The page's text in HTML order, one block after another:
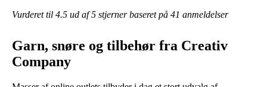
Vurderet til 4.5 ud af 5 stjerner baseret på 41 anmeldelser
Garn, snøre og tilbehør fra Creativ
Company